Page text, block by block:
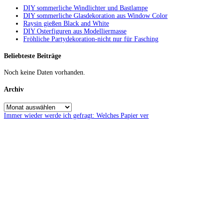
DIY sommerliche Windlichter und Bastlampe
DIY sommerliche Glasdekoration aus Window Color
Raysin gießen Black and White
DIY Osterfiguren aus Modelliermasse
Fröhliche Partydekoration-nicht nur für Fasching
Beliebteste Beiträge
Noch keine Daten vorhanden.
Archiv
Immer wieder werde ich gefragt: Welches Papier ver